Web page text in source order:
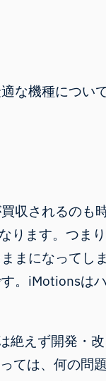
な機種について
されるのも
ます。つま
まになってし
。iMotionsは
えず開発・
ては、何の問